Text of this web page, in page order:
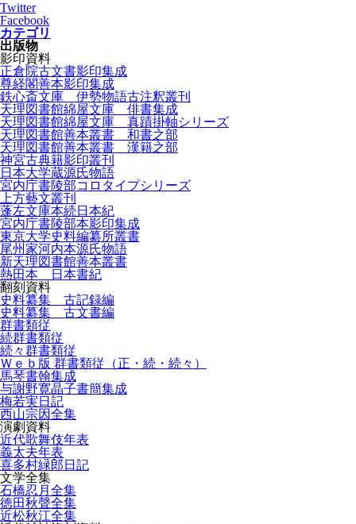
Twitter
Facebook
カテゴリ
出版物
影印資料
正倉院古文書影印集成
尊経閣善本影印集成
鉄心斎文庫 伊勢物語古注釈叢刊
天理図書館綿屋文庫 俳書集成
天理図書館綿屋文庫 真蹟掛軸シリーズ
天理図書館善本叢書 和書之部
天理図書館善本叢書 漢籍之部
神宮古典籍影印叢刊
日本大学蔵源氏物語
宮内庁書陵部コロタイプシリーズ
上方藝文叢刊
蓬左文庫本続日本紀
宮内庁書陵部本影印集成
東京大学史料編纂所叢書
尾州家河内本源氏物語
新天理図書館善本叢書
熱田本 日本書紀
翻刻資料
史料纂集 古記録編
史料纂集 古文書編
群書類従
続群書類従
続々群書類従
Ｗｅｂ版 群書類従（正・続・続々）
馬琴書翰集成
与謝野寛晶子書簡集成
梅若実日記
西山宗因全集
演劇資料
近代歌舞伎年表
義太夫年表
喜多村緑郎日記
文学全集
石橋忍月全集
徳田秋聲全集
近松秋江全集